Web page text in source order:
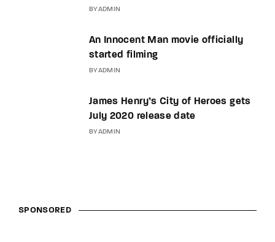
BYADMIN
An Innocent Man movie officially
started filming
BYADMIN
James Henry’s City of Heroes gets
July 2020 release date
BYADMIN
SPONSORED